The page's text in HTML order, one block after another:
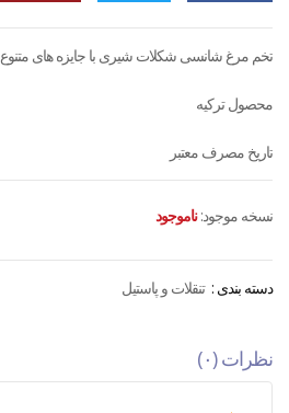
تخم مرغ شانسی شکلات شیری با جایزه های متنوع
محصول ترکیه
تاریخ مصرف معتبر
نسخه موجود: ناموجود
دسته بندی : تنقلات و پاستیل
نظرات (۰)